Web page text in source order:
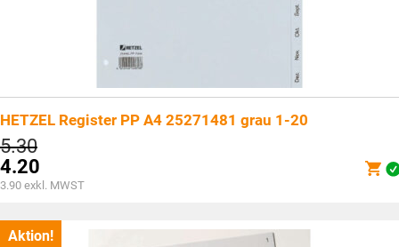
HETZEL Register PP A4 25271481 grau 1-20
5.30Ursprünglicher
Preis
war:
CHF5.30
4.20
Aktueller
ist:
CHF4.20.
3.90 exkl. MWST
Aktion!